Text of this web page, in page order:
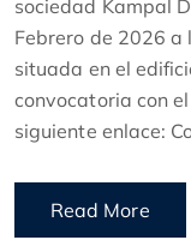
sociedad Kampal
Febrero de 2026 a
situada en el
convocatoria con
siguiente enlace:
Read More